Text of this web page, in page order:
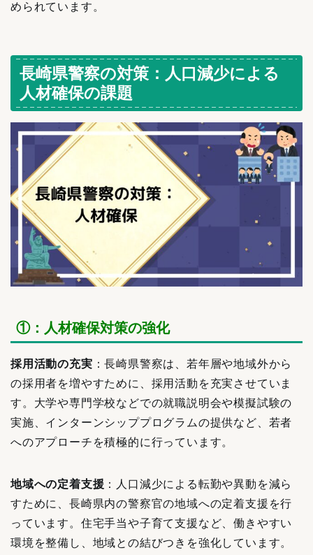
められています。
長崎県警察の対策：人口減少による
人材確保の課題
①：人材確保対策の強化
採用活動の充実 ：長崎県警察は、若年層や地域外から
の採用者を増やすために、採用活動を充実させていま
す。大学や専門学校などでの就職説明会や模擬試験の
実施、インターンシッププログラムの提供など、若者
へのアプローチを積極的に行っています。
地域への定着支援 ：人口減少による転勤や異動を減ら
すために、長崎県内の警察官の地域への定着支援を行
っています。住宅手当や子育て支援など、働きやすい
環境を整備し、地域との結びつきを強化しています。